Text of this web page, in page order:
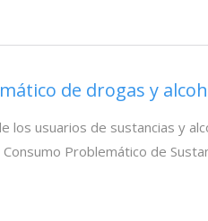
de drogas y
los usuarios de sustancias y
Problemático de